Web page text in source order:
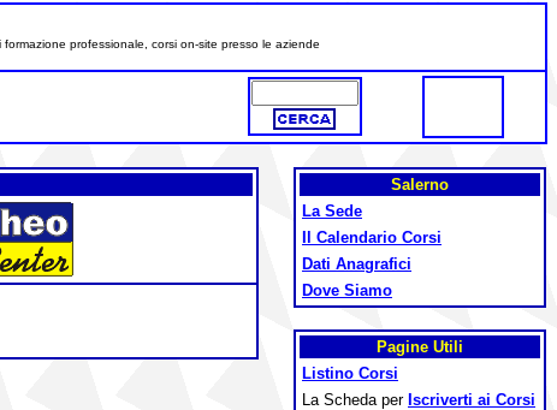
professionale, corsi on-site presso le aziende
Salerno
La Sede
Il Calendario Corsi
Dati Anagrafici
Dove Siamo
Pagine Utili
Listino Corsi
La Scheda per Iscriverti ai Corsi